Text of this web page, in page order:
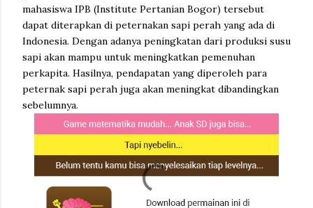
mahasiswa IPB (Institute Pertanian Bogor) tersebut
dapat diterapkan di peternakan sapi perah yang ada di
Indonesia. Dengan adanya peningkatan dari produksi susu
sapi akan mampu untuk meningkatkan pemenuhan
perkapita. Hasilnya, pendapatan yang diperoleh para
peternak sapi perah juga akan meningkat dibandingkan
sebelumnya.